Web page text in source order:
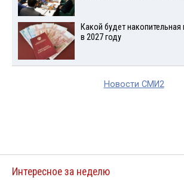
Какой будет накопительная
в 2027 году
Новости СМИ2
Интересное за неделю